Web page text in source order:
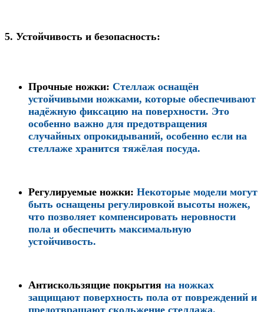
5. Устойчивость и безопасность:
Прочные ножки: Стеллаж оснащён
устойчивыми ножками, которые обеспечивают
надёжную фиксацию на поверхности. Это
особенно важно для предотвращения
случайных опрокидываний, особенно если на
стеллаже хранится тяжёлая посуда.
Регулируемые ножки: Некоторые модели могут
быть оснащены регулировкой высоты ножек,
что позволяет компенсировать неровности
пола и обеспечить максимальную
устойчивость.
Антискользящие покрытия на ножках
защищают поверхность пола от повреждений и
предотвращают скольжение стеллажа.